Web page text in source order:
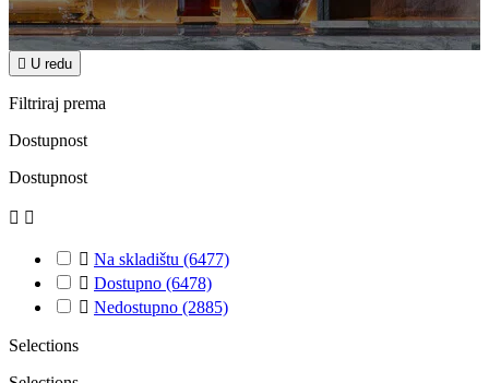
 U redu
Filtriraj prema
Dostupnost
Dostupnost
 
 Na skladištu (6477)
 Dostupno (6478)
 Nedostupno (2885)
Selections